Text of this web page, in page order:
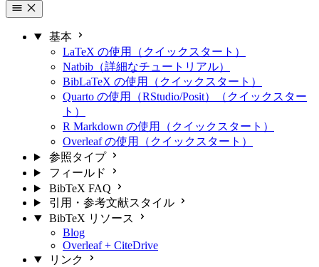
基本
LaTeX の使用（クイックスタート）
Natbib（詳細なチュートリアル）
BibLaTeX の使用（クイックスタート）
Quarto の使用（RStudio/Posit）（クイックスター
ト）
R Markdown の使用（クイックスタート）
Overleaf の使用（クイックスタート）
参照タイプ
フィールド
BibTeX FAQ
引用・参考文献スタイル
BibTeX リソース
Blog
Overleaf + CiteDrive
リンク